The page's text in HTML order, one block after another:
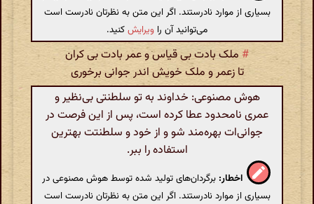
بسیاری از موارد نادرستند. اگر این متن به نظرتان نادرست است
می‌توانید آن را ویرایشکنید.
# ملک بادت بی قیاس و عمر بادت بی کران
تا زعمر و ملک خویش اندر جوانی برخوری
هوش مصنوعی: خداوند به تو سلطنتی بی‌نظیر و
عمری نامحدود عطا کرده است، پس از این فرصت در
جوانی‌ات بهره‌مند شو و از خود و سلطنتت بهترین
استفاده را ببر.
اخطار: برگردان‌های تولید شده توسط هوش مصنوعی در
بسیاری از موارد نادرستند. اگر این متن به نظرتان نادرست است